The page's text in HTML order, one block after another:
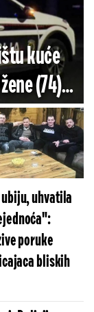
kuće
(74),
uhvatila
poruke
bliskih